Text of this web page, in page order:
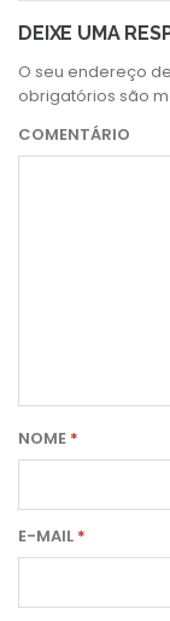
DEIXE UMA
O seu endereço
obrigatórios são
COMENTÁRIO
NOME *
E-MAIL *